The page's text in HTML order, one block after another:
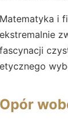
Matematyka i
ekstremalnie
fascynacji
etycznego
Opór